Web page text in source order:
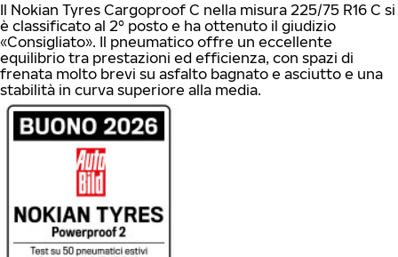
Il Nokian Tyres Cargoproof C nella misura 225/75 R16 C si
è classificato al 2° posto e ha ottenuto il giudizio
«Consigliato». Il pneumatico offre un eccellente
equilibrio tra prestazioni ed efficienza, con spazi di
frenata molto brevi su asfalto bagnato e asciutto e una
stabilità in curva superiore alla media.